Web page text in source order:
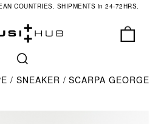
COUNTRIES. SHIPMENTS in 24-72HRS.
SNEAKER SCARPA GEORGE